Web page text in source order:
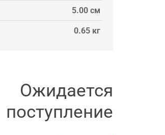
5.00 см
0.65 кг
Ожидается
поступление